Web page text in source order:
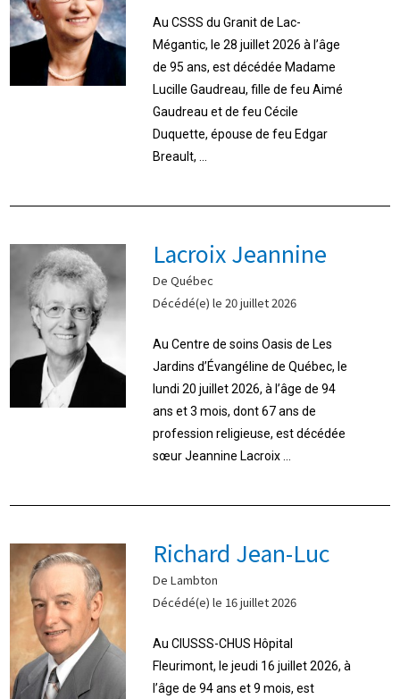
Au CSSS du Granit de Lac-
Mégantic, le 28 juillet 2026 à l’âge
de 95 ans, est décédée Madame
Lucille Gaudreau, fille de feu Aimé
Gaudreau et de feu Cécile
Duquette, épouse de feu Edgar
Breault, ...
Lacroix Jeannine
De Québec
Décédé(e) le 20 juillet 2026
Au Centre de soins Oasis de Les
Jardins d’Évangéline de Québec, le
lundi 20 juillet 2026, à l’âge de 94
ans et 3 mois, dont 67 ans de
profession religieuse, est décédée
sœur Jeannine Lacroix ...
Richard Jean-Luc
De Lambton
Décédé(e) le 16 juillet 2026
Au CIUSSS-CHUS Hôpital
Fleurimont, le jeudi 16 juillet 2026, à
l’âge de 94 ans et 9 mois, est